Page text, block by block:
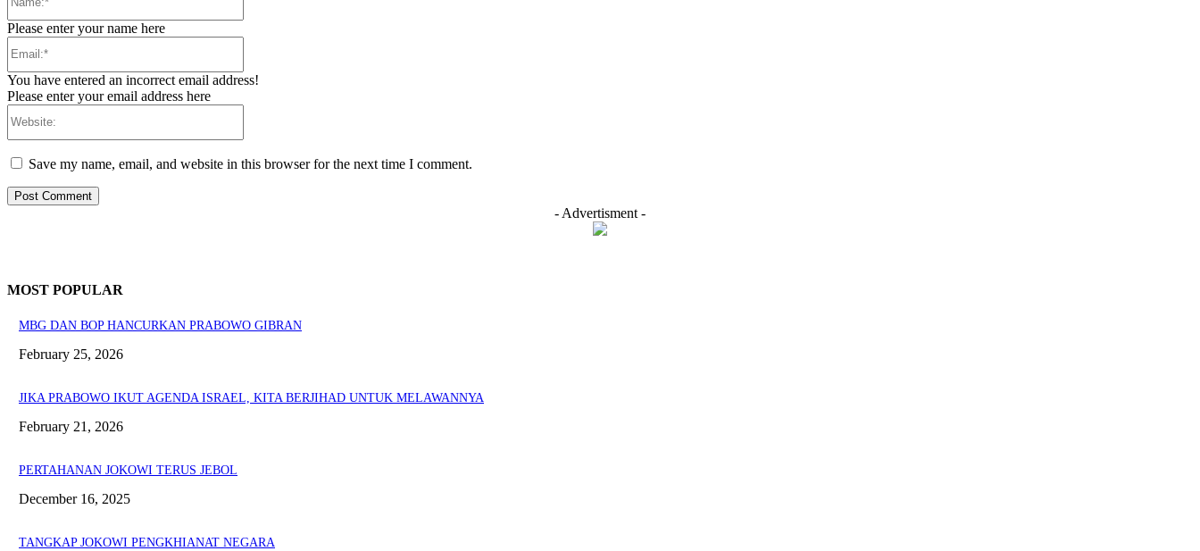
Please enter your name here
You have entered an incorrect email address!
Please enter your email address here
Save my name, email, and website in this browser for the next time I comment.
- Advertisment -
MOST POPULAR
MBG DAN BOP HANCURKAN PRABOWO GIBRAN
February 25, 2026
JIKA PRABOWO IKUT AGENDA ISRAEL, KITA BERJIHAD UNTUK MELAWANNYA
February 21, 2026
PERTAHANAN JOKOWI TERUS JEBOL
December 16, 2025
TANGKAP JOKOWI PENGKHIANAT NEGARA